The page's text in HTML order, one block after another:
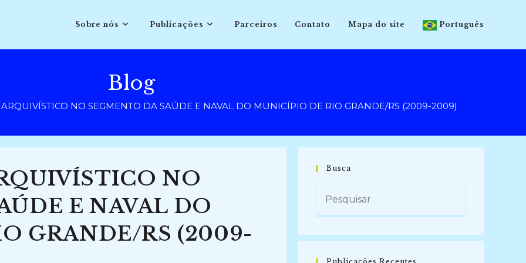
Sobre nós Publicações Parceiros Contato Mapa do site Português
Blog
NO SEGMENTO DA SAÚDE E NAVAL DO MUNICÍPIO DE RIO GRANDE/RS (2009-2009)
NO
E NAVAL DO
GRANDE/RS (2009-
Busca